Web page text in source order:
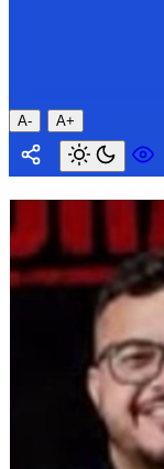
A- A+